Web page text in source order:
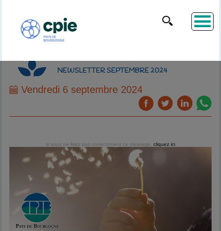
NEWSLETTER SEPTEMBRE 2024
Vendredi 6 septembre 2024
si vous ne lisez pas correctement ce message, cliquez ici